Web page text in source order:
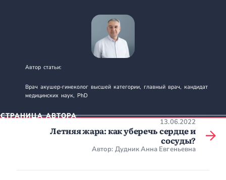
Автор статьи:
Врач акушер-гинеколог высшей категории, главный врач, кандидат
медицинских наук, PhD
СТРАНИЦА АВТОРА
13.06.2022
Летняя жара: как уберечь сердце и
сосуды?
Автор: Дудник Анна Евгеньевна